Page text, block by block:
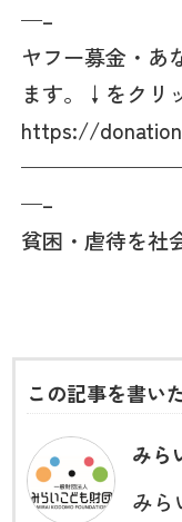
—–
ヤフー募金・あ
ます。↓をクリ
https://
—–
貧困・虐待を社
この記事を書い
みら
みら